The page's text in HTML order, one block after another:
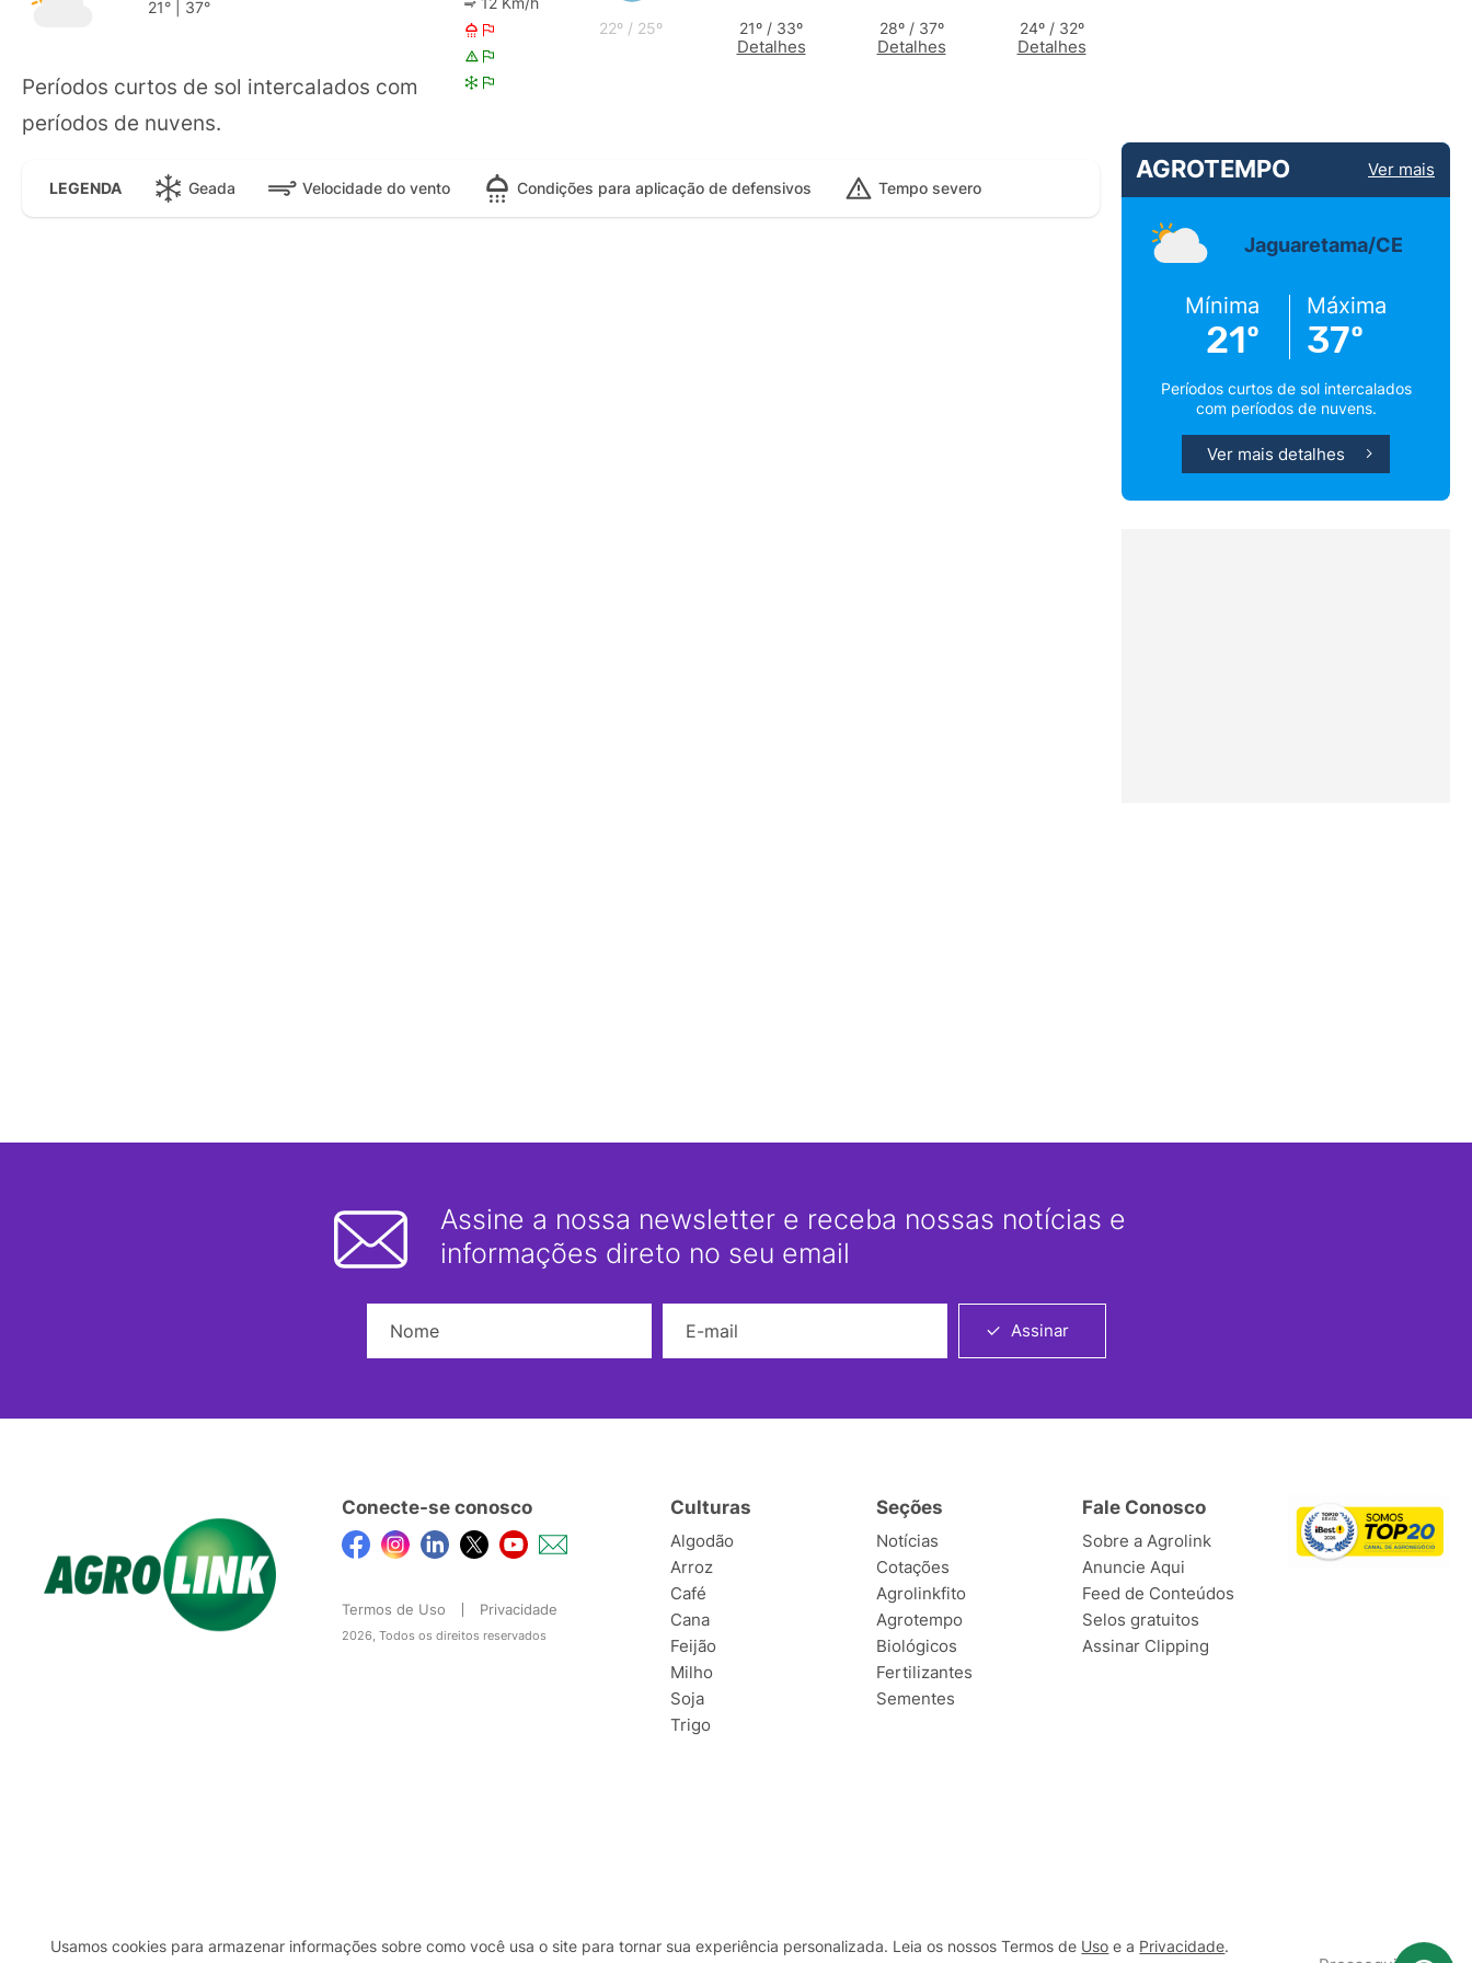
21° 37°
Períodos curtos de sol intercalados com
períodos de nuvens.
22º / 25º 21º / 33º
Detalhes
28º / 37º
Detalhes
24º / 32º
Detalhes
LEGENDA Geada Velocidade do vento Condições para aplicação de defensivos Tempo severo
AGROTEMPO Ver mais
Jaguaretama/CE
Mínima
21º
Máxima
37º
Períodos curtos de sol intercalados
com períodos de nuvens.
Ver mais detalhes
Assine a nossa newsletter e receba nossas notícias e
informações direto no seu email
Assinar
Conecte-se conosco
Termos de Uso Privacidade
2026, Todos os direitos reservados
Culturas
Algodão
Arroz
Café
Cana
Feijão
Milho
Soja
Trigo
Seções
Notícias
Cotações
Agrolinkfito
Agrotempo
Biológicos
Fertilizantes
Sementes
Fale Conosco
Sobre a Agrolink
Anuncie Aqui
Feed de Conteúdos
Selos gratuitos
Assinar Clipping
Usamos cookies para armazenar informações sobre como você usa o site para tornar sua experiência personalizada. Leia os nossos Termos de Uso e a Privacidade.